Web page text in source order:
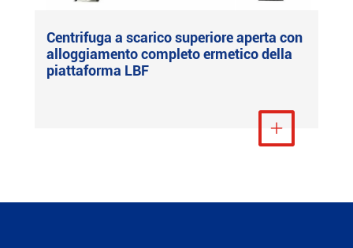
Centrifuga a scarico superiore aperta con
alloggiamento completo ermetico della
piattaforma LBF
Visualizza altro
